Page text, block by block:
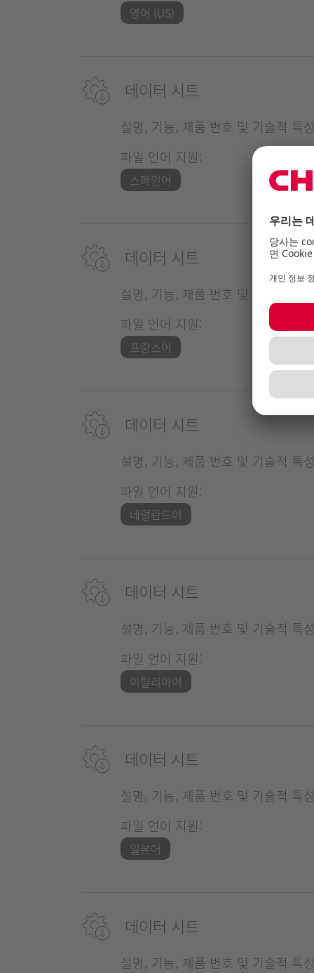
영어 (US)
데이터 시트
설명, 기능, 제품 번호 및 기술적 특
파일 언어 지원:
스페인어
데이터 시트
설명, 기능, 제품 번호 및 기술적 특
파일 언어 지원:
프랑스어
데이터 시트
설명, 기능, 제품 번호 및 기술적 특
파일 언어 지원:
네덜란드어
데이터 시트
설명, 기능, 제품 번호 및 기술적 특
파일 언어 지원:
이탈리아어
데이터 시트
설명, 기능, 제품 번호 및 기술적 특
파일 언어 지원:
일본어
데이터 시트
설명, 기능, 제품 번호 및 기술적 특